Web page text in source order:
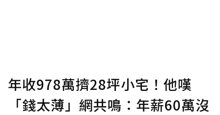
年收978萬擠28坪小宅！他嘆
「錢太薄」網共鳴：年薪60萬沒